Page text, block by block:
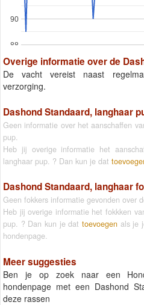
88
90
Overige informatie over de
De vacht vereist naast
verzorging.
Dashond Standaard, langhaar
Geen informatie over het aanschaffen
pup.
Heb jij overige informatie het
langhaar pup. ? Dan kun je dat
Dashond Standaard, langhaar
Geen fokkers informatie gevonden over
Heb jij overige informatie het fokkken
pup. ? Dan kun je dat toevoegen als je
hondenpage.
Meer suggesties
Ben je op zoek naar een
hondenpage met een Dashond
deze rassen